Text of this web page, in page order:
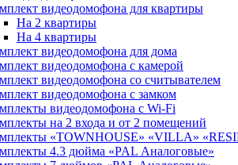
видеодомофона для квартиры
На 2 квартиры
На 4 квартиры
видеодомофона для дома
видеодомофона с камерой
видеодомофона со считывателем
видеодомофона c замком
видеодомофона с Wi-Fi
на 2 входа и от 2 помещений
«TOWNHOUSE» «VILLA»
4.3 дюйма «PAL Аналоговые»